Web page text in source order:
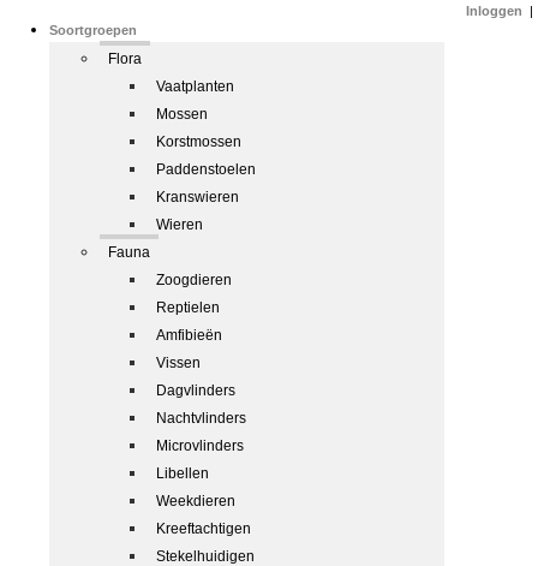
Soortgroepen
Flora
Vaatplanten
Mossen
Korstmossen
Paddenstoelen
Kranswieren
Wieren
Fauna
Zoogdieren
Reptielen
Amfibieën
Vissen
Dagvlinders
Nachtvlinders
Microvlinders
Libellen
Weekdieren
Kreeftachtigen
Stekelhuidigen
Inloggen |